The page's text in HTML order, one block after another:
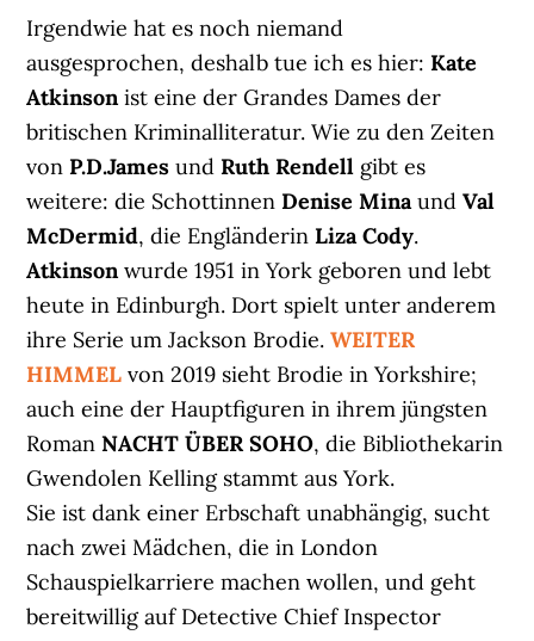
Irgendwie hat es noch niemand
ausgesprochen, deshalb tue ich es hier:Kate
Atkinsonist eine der Grandes Dames der
britischen Kriminalliteratur. Wie zu den Zeiten
vonP.D.James undRuth Rendell gibt es
weitere: die SchottinnenDenise MinaundVal
McDermid, die EngländerinLiza Cody.
Atkinsonwurde 1951 in York geboren und lebt
heute in Edinburgh. Dort spielt unter anderem
ihre Serie um Jackson Brodie.WEITER
HIMMEL von 2019 sieht Brodie in Yorkshire;
auch eine der Hauptfiguren in ihrem jüngsten
RomanNACHT ÜBER SOHO, die Bibliothekarin
Gwendolen Kelling stammt aus York.
Sie ist dank einer Erbschaft unabhängig, sucht
nach zwei Mädchen, die in London
Schauspielkarriere machen wollen, und geht
bereitwillig auf Detective Chief Inspector